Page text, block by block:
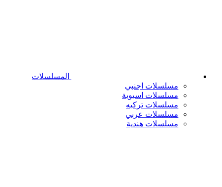
المسلسلات
مسلسلات اجنبي
مسلسلات اسيوية
مسلسلات تركيه
مسلسلات عربي
مسلسلات هندية